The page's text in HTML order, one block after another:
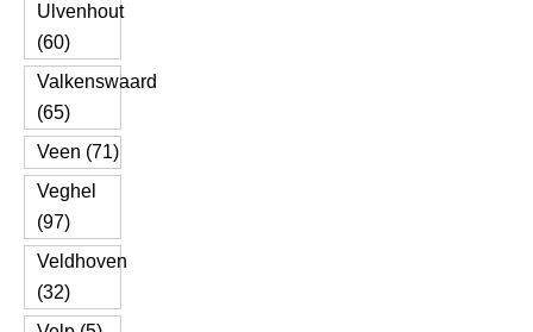
Ulvenhout
(60)
Valkenswaard
(65)
Veen (71)
Veghel
(97)
Veldhoven
(32)